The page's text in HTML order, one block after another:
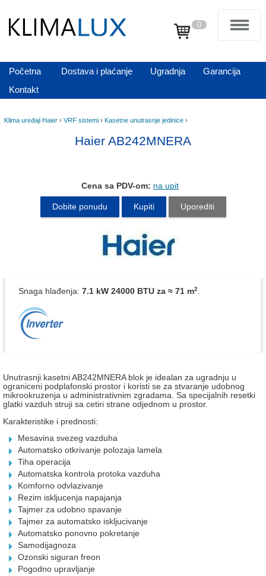
0
Početna Dostava i plaćanje Ugradnja
Garancija
Kontakt
Klima uređaji Haier › VRF sistemi › Kasetne unutrasnje jedinice ›
Haier AB242MNERA
Cena sa PDV-om: na upit
Dobite ponudu Kupiti Uporediti
Snaga hlađenja: 7.1 kW 24000 BTU za ≈ 71 m2.
Unutrasnji kasetni AB242MNERA blok je idealan za ugradnju u
ograniceni podplafonski prostor i koristi se za stvaranje udobnog
mikrookruzenja u administrativnim zgradama. Sa specijalnih resetki
glatki vazduh struji sa cetiri strane odjednom u prostor.
Karakteristike i prednosti:
Mesavina svezeg vazduha
Automatsko otkrivanje polozaja lamela
Tiha operacija
Automatska kontrola protoka vazduha
Komforno odvlazivanje
Rezim iskljucenja napajanja
Tajmer za udobno spavanje
Tajmer za automatsko iskljucivanje
Automatsko ponovno pokretanje
Samodijagnoza
Ozonski siguran freon
Pogodno upravljanje